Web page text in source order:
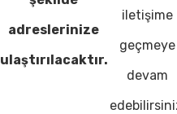
adreslerinize
ulaştırılacaktır.
iletişime
geçmeye
devam